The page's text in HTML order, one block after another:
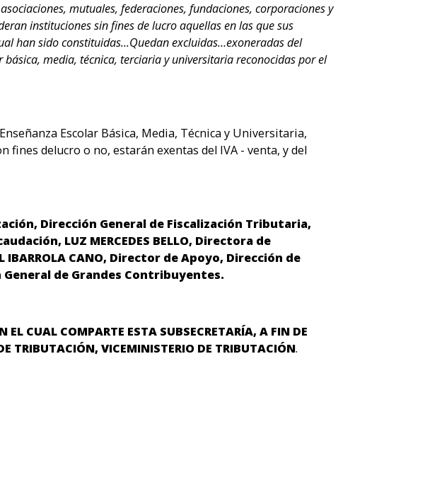
mutuales, federaciones, fundaciones, corporaciones y
instituciones sin fines de lucro aquellas en las que sus
han sido constituidas...Quedan excluidas…exoneradas del
media, técnica, terciaria y universitaria reconocidas por el
Escolar Básica, Media, Técnica y Universitaria,
fines delucro o no, estarán exentas del IVA - venta, y del
Dirección General de Fiscalización Tributaria,
LUZ MERCEDES BELLO, Directora de
CANO, Director de Apoyo, Dirección de
General de Grandes Contribuyentes.
EL CUAL COMPARTE ESTA SUBSECRETARÍA, A FIN DE
TRIBUTACIÓN, VICEMINISTERIO DE TRIBUTACIÓN.